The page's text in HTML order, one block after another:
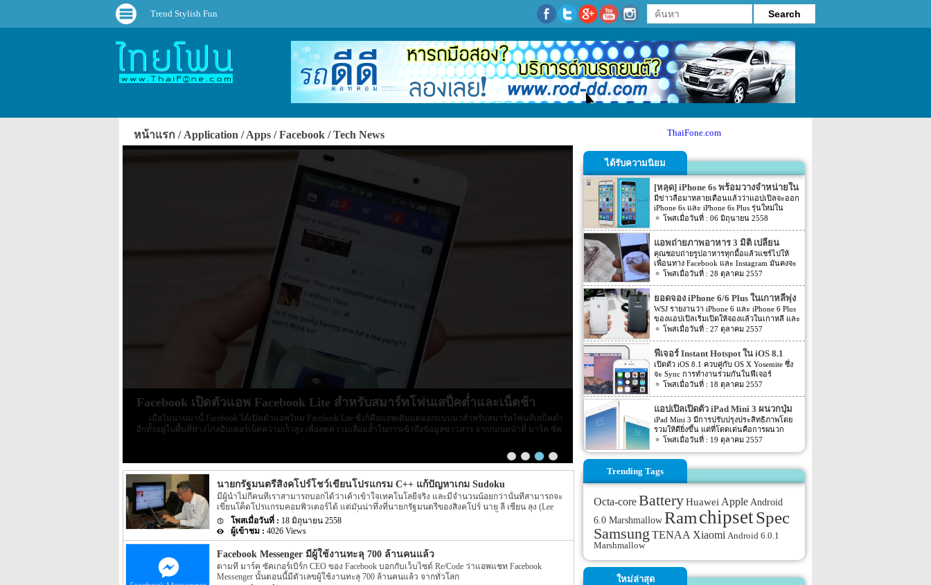
Trend Stylish Fun
หน้าแรก Application Apps Facebook Tech News
Facebook เปิดตัวแอพ Facebook Lite สำหรับสมาร์ทโฟนเสป็คต่ำและเน็ตช้า
เมื่อไม่นานมานี้ Facebook ได้เปิดตัวแอพใหม่ Facebook Lite ซึ่งก็คือแอพเดิมแต่ออกแบบมาสำหรับสมาร์ทโฟนที่เสป็คต่ำ
อีกทั้งอยู่ในพื้นที่ห่างไกลอินเตอร์เน็ตความเร็วสูง เพื่อลดความเลื่อมล้ำในการเข้าถึงข้อมูลข่าวสาร จากก่อนหน้าที่ มาร์ค ซัค
นายกรัฐมนตรีสิงคโปร์โชว์เขียนโปรแกรม C++ แก้ปัญหาเกม Sudoku
มีผู้นำไม่กี่คนที่เราสามารถบอกได้ว่าเค้าเข้าใจเทคโนโลยีจริง และมีจำนวนน้อยกว่านั้นที่สามารถจะ
เขียนโค็ดโปรแกรมคอมพิวเตอร์ได้ แต่มันน่าทึ่งที่นายกรัฐมนตรีของสิงคโปร์ นาย ลี เซียน ลุง (Lee
Hsien Loong) ได้โพสซ็อสโค๊ดโปรแกรมที่เค้าเขียนไว้บน Facebook ส่วนตัวในวันนี้ พร้อมกับขอให้ช่วย
รายงานบั๊กในการรันโปรแกรมให้ด้วย
18 มิถุนายน 2558
4026 Views
Facebook Messenger มีผู้ใช้งานทะลุ 700 ล้านคนแล้ว
ตามที่ มาร์ค ซัคเกอร์เบิร์ก CEO ของ Facebook บอกกับเว็บไซต์ Re/Code ว่าแอพแชท Facebook
Messenger นั้นตอนนี้มีตัวเลขผู้ใช้งานทะลุ 700 ล้านคนแล้ว จากทั่วโลก
ThaiFone.com
ได้รับความนิยม
[หลุด] iPhone 6s พร้อมวางจำหน่ายใน
วันที่ 25 กันยายน
มีข่าวลือมาหลายเดือนแล้วว่าแอปเปิลจะออก
iPhone 6s และ iPhone 6s Plus รุ่นใหม่ใน
สัปดาห์ และตามมาด้วยข้อมูลที่หลุดออกมา
ให้บริการระบบโครงข่ายอย่าง Vodafone ของ
U.K. ก็ได้เผยว่าสมาร์ทโฟนรุ่นใหม่จะวาง
จำหน่ายที่ร้านในวันที่ 25 กันยายนนี้ แม้ไม่ได้
บอกว่าเป็น iPhone 6s แต่จากช่วงเวลาเปิดตัว
วางจำหน่ายสมาร์ทโฟนรุ่นใหม่ของแอปเปิลก็
คือช่วงเวลานี้เสมอ
06 มิถุนายน 2558
แอพถ่ายภาพอาหาร 3 มิติ เปลี่ยน
iPhone เป็นเครื่องสแกน
คุณชอบถ่ายรูปอาหารทุกมื้อแล้วแชร์ไปให้
เพื่อนทาง Facebook และ Instagram มันคงจะ
ดีถ้าสามารถส่งกลิ่นและรสชาติไปด้วยหาก
กำลังจะมีใช้ใน iOS เร็วๆ นี้ จะช่วยให้คุณแชร์
ภาพอาหารที่คุณกินแบบ 3 มิติ จากผู้พัฒนา
แอพ Dacuda
28 ตุลาคม 2557
ยอดจอง iPhone 6/6 Plus ในเกาหลีพุ่ง
100,000 ออเดอร์ แซง Note 4
WSJ รายงานว่า iPhone 6 และ iPhone 6 Plus
ของแอปเปิลเริ่มเปิดให้จองแล้วในเกาหลี และ
พร้อมวางจำหน่ายในร้านวันศุกร์ที่ 31 ตุลาคม
100,000 ออเดอร์ โดย 10,000 ออเดอร์เข้า
มาในนาทีแรก และถึง 5 หมืนออเดอร์ใน 30
นาทีต่อมา เมื่อเทียบกับซัมซุง Galaxy Note 4
ที่มียอดจอง 30,000 เครื่อง ในช่วงเวลา
เดียวกัน
27 ตุลาคม 2557
ฟีเจอร์ Instant Hotspot ใน iOS 8.1
เชื่อมต่ออินเตอร์เน็ตอัตโนมัติ
เปิดตัว iOS 8.1 ควบคู่กับ OS X Yosemite ซึ่ง
จะ Sync การทำงานร่วมกันในฟีเจอร์
Continuity สามารถรับสาย ตอบข้อความของ
อุปกรณ์อย่างไร้รอยต่อ สามารถพิมพ์อีเมล์บน
iPads ค้างไว้แล้วมาพิมพ์ต่อที่เครื่อง Mac ได้
18 ตุลาคม 2557
แอปเปิลเปิดตัว iPad Mini 3 ผนวกปุ่ม
Touch-ID สแกนลายนิ้วมือ
iPad Mini 3 มีการปรับปรุงประสิทธิภาพโดย
รวมให้ดียิ่งขึ้น แต่ที่โดดเด่นคือการผนวก
ฟีเจอร์สแกนลายนิ้วมือหรือ Touch-ID ที่ปุ่ม
ปลอดภัยในการทำธุรกรรมด้วยกับ Apple Pay
และปกป้องความเป็นส่วนตัว
19 ตุลาคม 2557
Trending Tags
Octa-coreBatteryHuawei Apple Android
6.0 MarshmallowRamchipsetSpec
Samsung TENAA Xiaomi Android 6.0.1
Marshmallow
ใหม่ล่าสุด